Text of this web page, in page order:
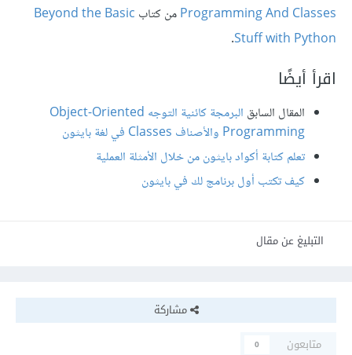
Programming And Classesمن كتاب Beyond the Basic
Stuff with Python
.
اقرأ أيضًا
المقال السابق
البرمجة كائنية التوجه Object-Oriented
Programming والأصناف Classes في لغة بايثون
تعلم كتابة أكواد بايثون من خلال الأمثلة العملية
كيف تكتب أول برنامج لك في بايثون
التبليغ عن مقال
مشاركة
متابعون
0